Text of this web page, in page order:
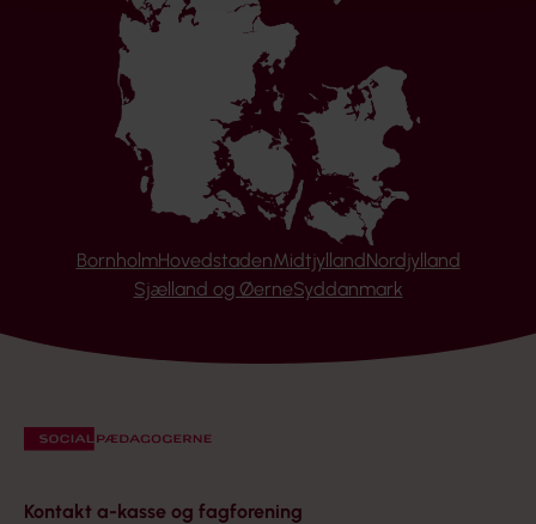
BornholmHovedstadenMidtjyllandNordjylland
Sjælland og ØerneSyddanmark
Kontakt a-kasse og fagforening